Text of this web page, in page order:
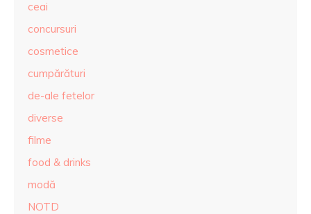
ceai
concursuri
cosmetice
cumpărături
de-ale fetelor
diverse
filme
food & drinks
modă
NOTD